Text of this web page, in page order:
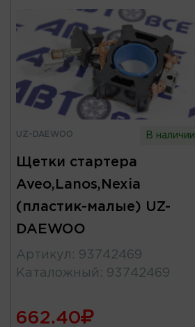
UZ-DAEWOO В наличии
Щетки стартера
Aveo,Lanos,Nexia
(пластик-малые) UZ-
DAEWOO
Артикул : 93742469
Каталожный : 93742469
662.40